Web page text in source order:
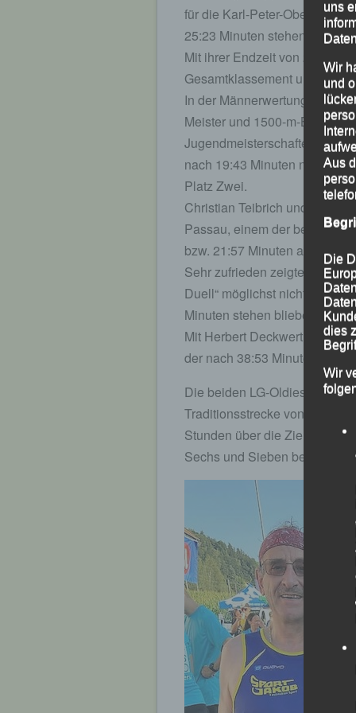
für die Karl-Peter-Obermeier
25:23 Minuten stehen blieben.
Mit ihrer Endzeit von 29:25
Gesamtklassement und
In der Männerwertung auf
Meister und 1500-m-
Jugendmeisterschaften
nach 19:43 Minuten nur dem
Platz Zwei.
Christian Teibrich und
Passau, einem der beiden
bzw. 21:57 Minuten auf
Sehr zufrieden zeigte sich
Duell“ möglichst nicht zu
Minuten stehen blieben.
Mit Herbert Deckwerth hatten
der nach 38:53 Minuten ins
Die beiden LG-Oldies Franz
Traditionsstrecke von 13,4 km
Stunden über die Ziellinie,
Sechs und Sieben belegten.
uns
Wir
und
Aus
Die
dies
Wir